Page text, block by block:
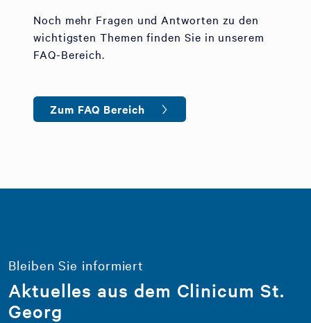
Noch mehr Fragen und Antworten zu den
wichtigsten Themen finden Sie in unserem
FAQ-Bereich.
Zum FAQ Bereich
Bleiben Sie informiert
Aktuelles aus dem Clinicum St.
Georg